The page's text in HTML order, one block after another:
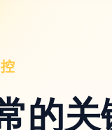
的关